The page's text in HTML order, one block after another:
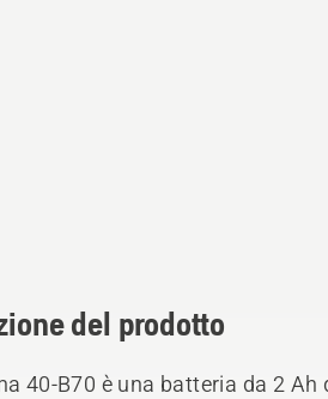
del prodotto
40-B70 è una batteria da 2